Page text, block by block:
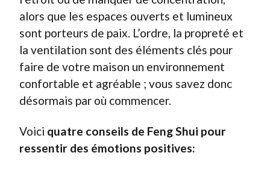
alors que les espaces ouverts et lumineux
sont porteurs de paix. L’ordre, la propreté et
la ventilation sont des éléments clés pour
faire de votre maison un environnement
confortable et agréable ; vous savez donc
désormais par où commencer.
Voici quatre conseils de Feng Shui pour
ressentir des émotions positives: